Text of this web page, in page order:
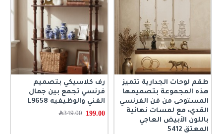
طقم لوحات الجدارية تتميز
هذه المجموعة بتصميمها
المستوحى من فن الفرنسي
القدي، مع لمسات نهائية
باللون الأبيض العاجي
المعتق 5412
رف كلاسيكي بتصميم
فرنسي تجمع بين جمال
الفني والوظيفيه L9658
199.00
349.00﷼